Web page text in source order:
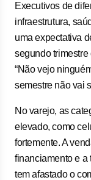
Executivos de
infraestrutura,
uma expectativa
segundo
“Não vejo
semestre não vai
No varejo, as
elevado, como
fortemente. A
financiamento e a
tem afastado o